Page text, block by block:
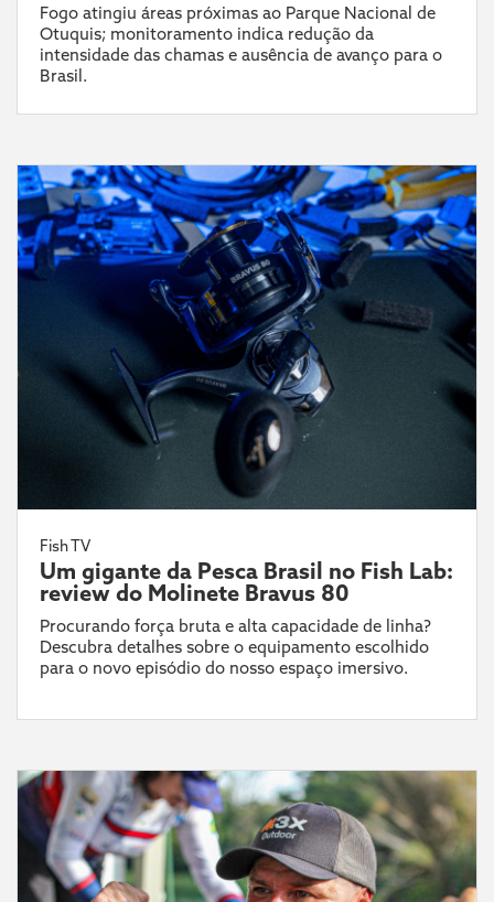
Fogo atingiu áreas próximas ao Parque Nacional de
Otuquis; monitoramento indica redução da
intensidade das chamas e ausência de avanço para o
Brasil.
Fish TV
Um gigante da Pesca Brasil no Fish Lab:
review do Molinete Bravus 80
Procurando força bruta e alta capacidade de linha?
Descubra detalhes sobre o equipamento escolhido
para o novo episódio do nosso espaço imersivo.